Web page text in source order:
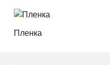
Пленка